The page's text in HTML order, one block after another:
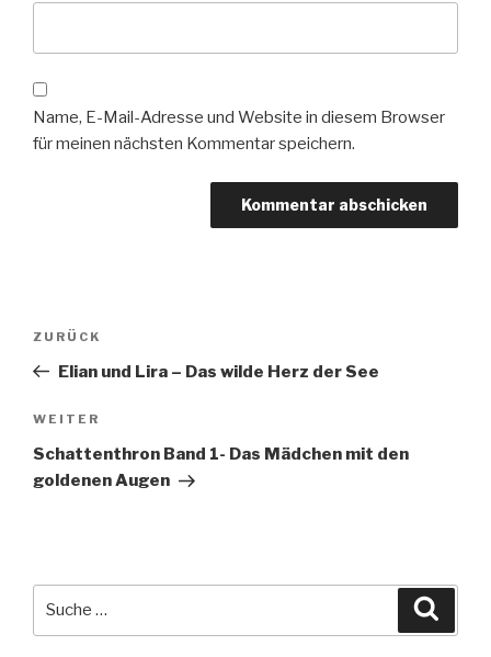
Name, E-Mail-Adresse und Website in diesem Browser
für meinen nächsten Kommentar speichern.
Beitragsnavigation
Vorheriger
Beitrag
ZURÜCK
Elian und Lira – Das wilde Herz der See
Nächster
Beitrag
WEITER
Schattenthron Band 1- Das Mädchen mit den
goldenen Augen